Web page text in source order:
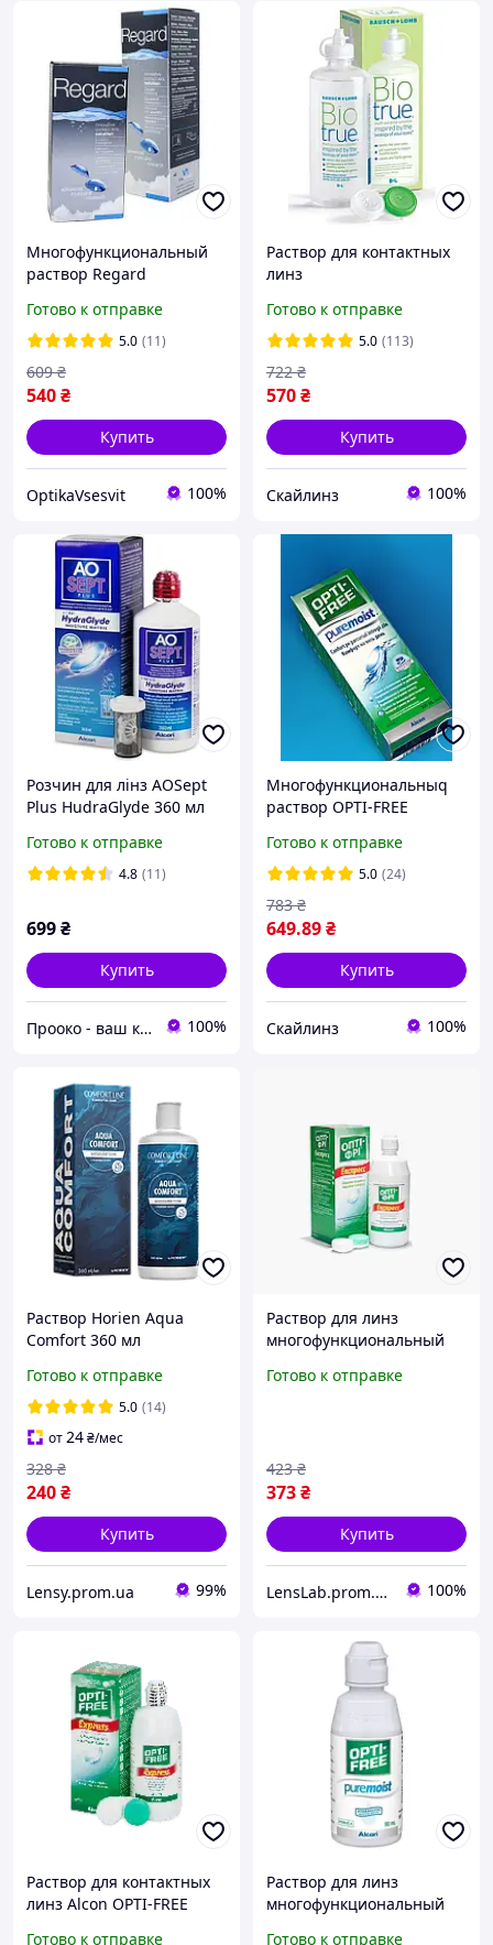
Многофункциональный
раствор Regard
Готово к отправке
5.0 (11)
540₴
609 ₴
Купить
OptikaVsesvit 100%
Раствор для контактных
линз
Bausch + Lomb BIOTRUE
360 мл
Готово к отправке
5.0 (113)
570₴
722 ₴
Купить
Скайлинз 100%
Розчин для лінз AOSept
Plus HudraGlyde 360 мл
Готово к отправке
4.8 (11)
699₴
Купить
Прооко - ваш крок на шляху до хорошого зору! 100%
Многофункциональныq
раствор OPTI-FREE
Готово к отправке
5.0 (24)
649.89₴
783 ₴
Купить
Скайлинз 100%
Раствор Horien Aqua
Comfort 360 мл
Готово к отправке
5.0 (14)
от24₴/мес
240₴
328 ₴
Купить
Lensy.prom.ua 99%
Раствор для линз
многофункциональный
ЭКСПРЕСС 120 мл
Готово к отправке
373₴
423 ₴
Купить
LensLab.prom.ua 100%
Раствор для контактных
линз Alcon OPTI-FREE
Готово к отправке
Раствор для линз
многофункциональный
Готово к отправке